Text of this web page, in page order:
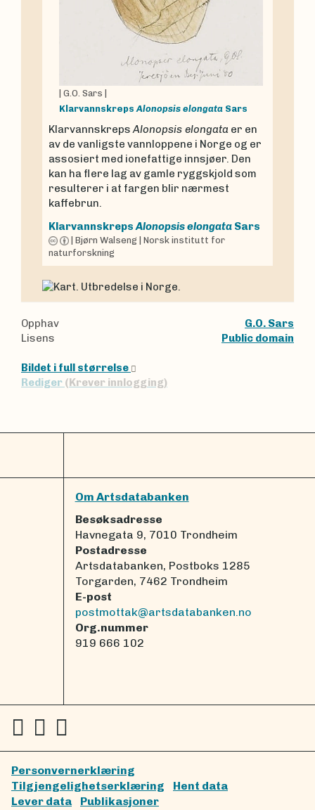
G.O. Sars
Klarvannskreps Alonopsis elongata Sars
KlarvannskrepsAlonopsis elongata er en
av de vanligste vannloppene i Norge og er
assosiert med ionefattige innsjøer. Den
kan ha flere lag av gamle ryggskjold som
resulterer i at fargen blir nærmest
kaffebrun.
Klarvannskreps Alonopsis elongata Sars
| Bjørn Walseng | Norsk institutt for
naturforskning
Opphav
G.O. Sars
Lisens
Public domain
Bildet i full størrelse
Rediger (Krever innlogging)
Om Artsdatabanken
Besøksadresse
Havnegata 9, 7010 Trondheim
Postadresse
Artsdatabanken, Postboks 1285
Torgarden, 7462 Trondheim
E-post
postmottak@artsdatabanken.no
Org.nummer
919 666 102
Personvernerklæring
Tilgjengelighetserklæring
Hent data
Lever data
Publikasjoner